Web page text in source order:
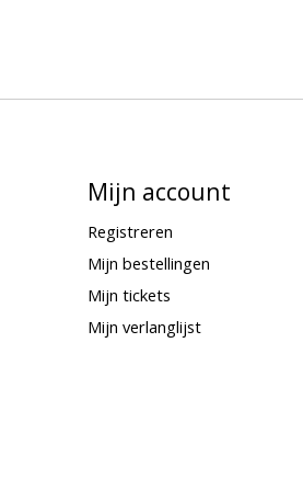
Mijn account
Registreren
Mijn bestellingen
Mijn tickets
Mijn verlanglijst